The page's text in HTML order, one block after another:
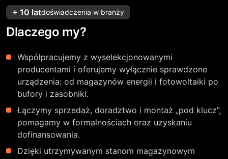
+ 10 latdoświadczenia w branży
Dlaczego my?
Współpracujemy z wyselekcjonowanymi
producentami i oferujemy wyłącznie sprawdzone
urządzenia: od magazynów energii i fotowoltaiki po
bufory i zasobniki.
Łączymy sprzedaż, doradztwo i montaż „pod klucz”,
pomagamy w formalnościach oraz uzyskaniu
dofinansowania.
Dzięki utrzymywanym stanom magazynowym